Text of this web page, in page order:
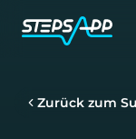
Zurück zum